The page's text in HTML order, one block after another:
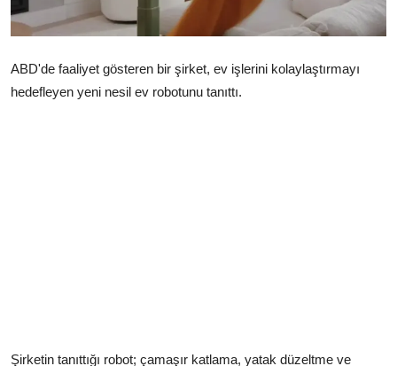
ABD'de faaliyet gösteren bir şirket, ev işlerini kolaylaştırmayı
hedefleyen yeni nesil ev robotunu tanıttı.
Şirketin tanıttığı robot; çamaşır katlama, yatak düzeltme ve